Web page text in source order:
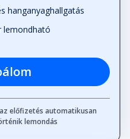
hanganyaghallgatás
lemondható
előfizetés automatikusan
lemondás